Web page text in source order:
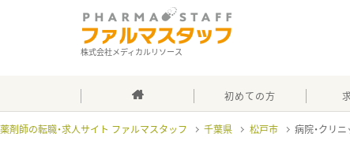
株式会社メディカルリソース
初めての方
薬剤師の転職・求人サイト ファルマスタッフ 千葉県 松戸市 病院・クリニ